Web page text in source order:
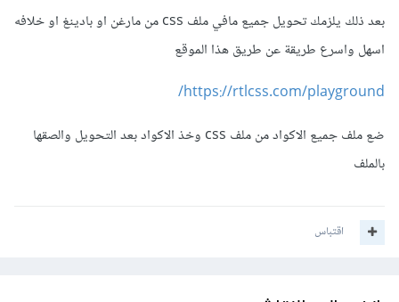
بعد ذلك يلزمك تحويل جميع مافي ملف css من مارغن او بادينغ او خلافه
اسهل واسرع طريقة عن طريق هذا الموقع
https://rtlcss.com/playground/
ضع ملف جميع الاكواد من ملف css وخذ الاكواد بعد التحويل والصقها
بالملف
اقتباس